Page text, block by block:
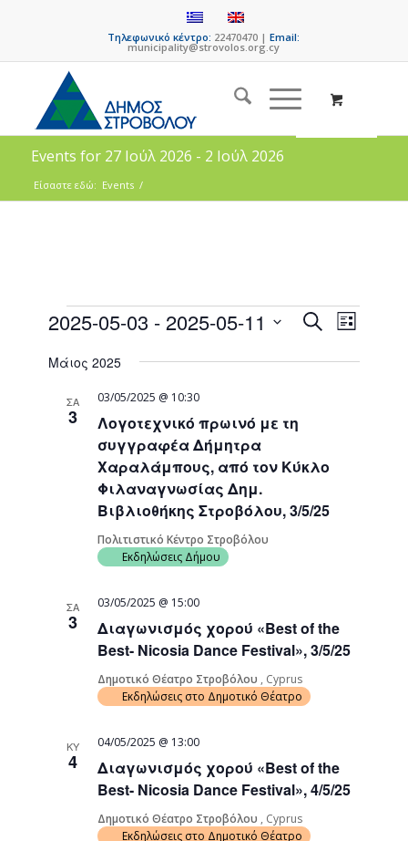
Τηλεφωνικό κέντρο: 22470470 |Email:
municipality@strovolos.org.cy
Events for 27 Ιούλ 2026 - 2 Ιούλ 2026
Είσαστε εδώ: Events /
Events
SearchEvent
Views
List
2025-05-03 - 2025-05-11
date.
Μάιος 2025
ΣΑ
3
Λογοτεχνικό πρωινό με τη
συγγραφέα Δήμητρα
Χαραλάμπους, από τον Κύκλο
Φιλαναγνωσίας Δημ.
Βιβλιοθήκης Στροβόλου, 3/5/25
03/05/2025 @ 10:30
Πολιτιστικό Κέντρο Στροβόλου
Εκδηλώσεις Δήμου
ΣΑ
3
Διαγωνισμός χορού «Best of the
Best- Nicosia Dance Festival», 3/5/25
03/05/2025 @ 15:00
Δημοτικό Θέατρο Στροβόλου , Cyprus
Εκδηλώσεις στο Δημοτικό Θέατρο
ΚΥ
4
Διαγωνισμός χορού «Best of the
Best- Nicosia Dance Festival», 4/5/25
04/05/2025 @ 13:00
Δημοτικό Θέατρο Στροβόλου , Cyprus
Εκδηλώσεις στο Δημοτικό Θέατρο